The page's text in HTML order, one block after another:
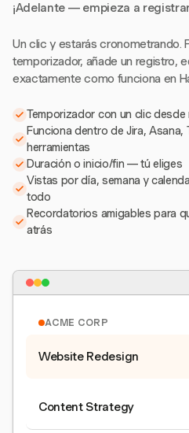
¡Adelante — empieza a
Un clic y estarás cronometrando.
temporizador, añade un registro,
exactamente como funciona en
Temporizador con un clic desde
Funciona dentro de Jira, Asana,
herramientas
Duración o inicio/fin — tú eliges
Vistas por día, semana y
todo
Recordatorios amigables para
atrás
ACME CORP
Website Redesign
Content Strategy